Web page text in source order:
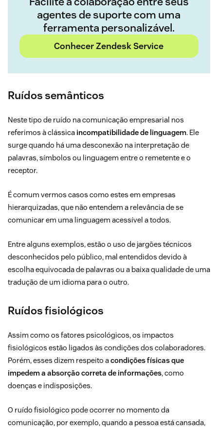
agentes de suporte com uma
ferramenta personalizável.
Conhecer Zendesk Service
Ruídos semânticos
Neste tipo de ruído na comunicação empresarial nos
referimos à clássica incompatibilidade de linguagem. Ele
surge quando há uma desconexão na interpretação de
palavras, símbolos ou linguagem entre o remetente e o
receptor.
É comum vermos casos como estes em empresas
hierarquizadas, que não entendem a relevância de se
comunicar em uma linguagem acessível a todos.
Entre alguns exemplos, estão o uso de jargões técnicos
desconhecidos pelo público, mal entendidos devido à
escolha equivocada de palavras ou a baixa qualidade de uma
tradução de um idioma para o outro.
Ruídos fisiológicos
Assim como os fatores psicológicos, os impactos
fisiológicos estão ligados às condições dos colaboradores.
Porém, esses dizem respeito acondições físicas que
impedem a absorção correta de informações, como
doenças e indisposições.
O ruído fisiológico pode ocorrer no momento da
comunicação, por exemplo, quando a pessoa está cansada,